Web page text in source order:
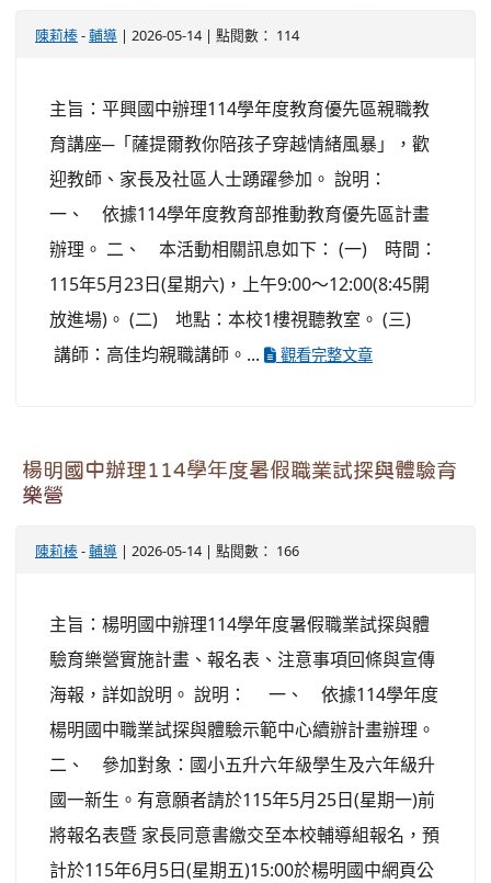
陳莉榛-輔導 | 2026-05-14 | 點閱數： 114
主旨：平興國中辦理114學年度教育優先區親職教
育講座─「薩提爾教你陪孩子穿越情緒風暴」，歡
迎教師、家長及社區人士踴躍參加。 說明：
一、 依據114學年度教育部推動教育優先區計畫
辦理。 二、 本活動相關訊息如下： (一) 時間：
115年5月23日(星期六)，上午9:00～12:00(8:45開
放進場)。 (二) 地點：本校1樓視聽教室。 (三)
講師：高佳均親職講師。...
觀看完整文章
楊明國中辦理114學年度暑假職業試探與體驗育
樂營
陳莉榛-輔導 | 2026-05-14 | 點閱數： 166
主旨：楊明國中辦理114學年度暑假職業試探與體
驗育樂營實施計畫、報名表、注意事項回條與宣傳
海報，詳如說明。 說明： 一、 依據114學年度
楊明國中職業試探與體驗示範中心續辦計畫辦理。
二、 參加對象：國小五升六年級學生及六年級升
國一新生。有意願者請於115年5月25日(星期一)前
將報名表暨 家長同意書繳交至本校輔導組報名，預
計於115年6月5日(星期五)15:00於楊明國中網頁公